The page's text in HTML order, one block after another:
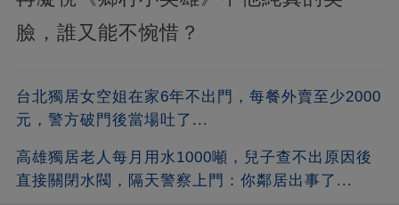
臉，誰又能不惋惜？
台北獨居女空姐在家6年不出門，每餐外賣至少2000
元，警方破門後當場吐了...
高雄獨居老人每月用水1000噸，兒子查不出原因後
直接關閉水閥，隔天警察上門：你鄰居出事了...